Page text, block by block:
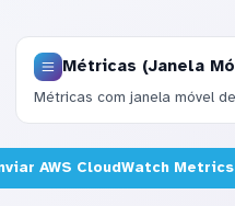
Métricas (Janela
Métricas com janela móvel
AWS CloudWatch